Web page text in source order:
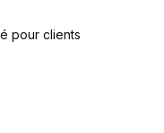
pour clients